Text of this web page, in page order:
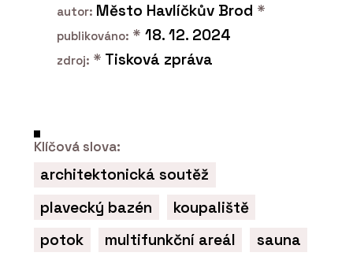
autor: Město Havlíčkův Brod *
publikováno: * 18. 12. 2024
zdroj: * Tisková zpráva
Klíčová slova:
architektonická soutěž
plavecký bazén
koupaliště
potok
multifunkční areál sauna